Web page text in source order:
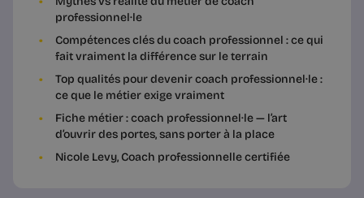
professionnel·le
Compétences clés du coach professionnel : ce qui
fait vraiment la différence sur le terrain
Top qualités pour devenir coach professionnel·le :
ce que le métier exige vraiment
Fiche métier : coach professionnel·le — l’art
d’ouvrir des portes, sans porter à la place
Nicole Levy, Coach professionnelle certifiée